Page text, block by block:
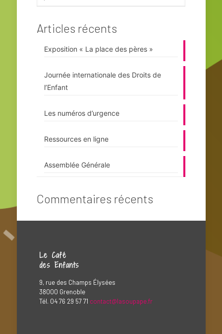
Articles récents
Exposition « La place des pères »
Journée internationale des Droits de
l’Enfant
Les numéros d’urgence
Ressources en ligne
Assemblée Générale
Commentaires récents
Le Café
des Enfants
9, rue des Champs Élysées
38000 Grenoble
Tél. 04 76 29 57 71 contact@lasoupape.fr